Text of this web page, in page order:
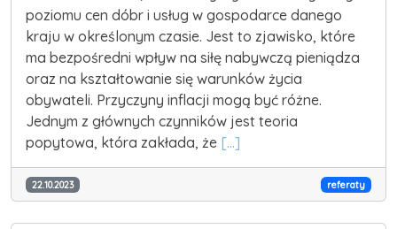
poziomu cen dóbr i usług w gospodarce danego
kraju w określonym czasie. Jest to zjawisko, które
ma bezpośredni wpływ na siłę nabywczą pieniądza
oraz na kształtowanie się warunków życia
obywateli. Przyczyny inflacji mogą być różne.
Jednym z głównych czynników jest teoria
popytowa, która zakłada, że [...]
22.10.2023 referaty